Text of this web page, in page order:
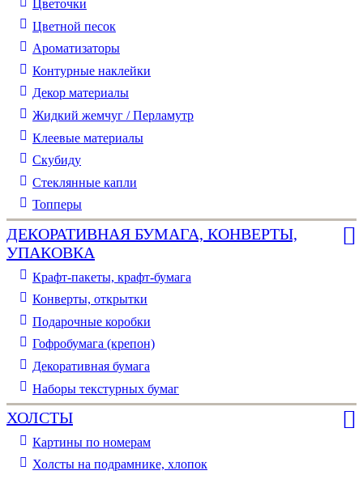
Цветочки
Цветной песок
Ароматизаторы
Контурные наклейки
Декор материалы
Жидкий жемчуг / Перламутр
Клеевые материалы
Скубиду
Стеклянные капли
Топперы
ДЕКОРАТИВНАЯ БУМАГА, КОНВЕРТЫ,
УПАКОВКА
Крафт-пакеты, крафт-бумага
Конверты, открытки
Подарочные коробки
Гофробумага (крепон)
Декоративная бумага
Наборы текстурных бумаг
ХОЛСТЫ
Картины по номерам
Холсты на подрамнике, хлопок